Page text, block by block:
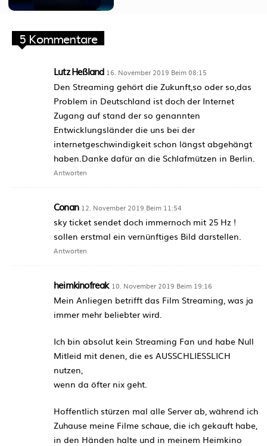
5 Kommentare
Lutz Heßland 16. November 2019 Beim 08:15
Den Streaming gehört die Zukunft,so oder so,das
Problem in Deutschland ist doch der Internet
Zugang auf stand der so genannten
Entwicklungsländer die uns bei der
internetgeschwindigkeit schon längst abgehängt
haben.Danke dafür an die Schlafmützen in Berlin.
Antworten
Conan 12. November 2019 Beim 11:54
sky ticket sendet doch immernoch mit 25 Hz !
sollen erstmal ein vernünftiges Bild darstellen.
Antworten
heimkinofreak 10. November 2019 Beim 19:16
Mein Anliegen betrifft das Film Streaming, was ja
immer mehr beliebter wird.
Ich bin absolut kein Streaming Fan und habe Null
Mitleid mit denen, die es AUSSCHLIESSLICH
nutzen,
wenn da öfter nix geht.
Hoffentlich stürzen mal alle Server ab, während ich
Zuhause meine Filme schaue, die ich gekauft habe,
in den Händen halte und in meinem Heimkino